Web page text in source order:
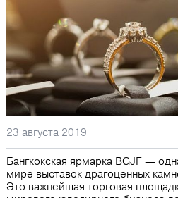
23 августа 2019
Бангкокская ярмарка BGJF —
мире выставок драгоценных
Это важнейшая торговая